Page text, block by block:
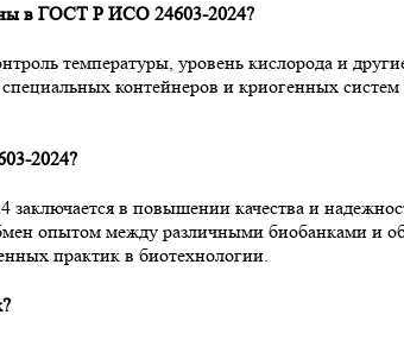
в ГОСТ Р ИСО 24603-2024?
температуры, уровень кислорода и
контейнеров и криогенных
2024?
в повышении качества и
опытом между различными биобанками и
практик в биотехнологии.